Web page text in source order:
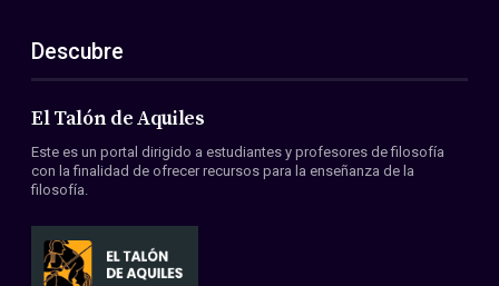
ES
EN
Acerca de nosotros
Miembros
Convenios
Descubre
El Talón de Aquiles
Este es un portal dirigido a estudiantes y profesores de filosofía
con la finalidad de ofrecer recursos para la enseñanza de la
filosofía.